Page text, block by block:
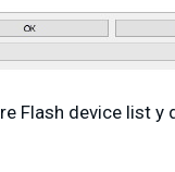
Flash device list y